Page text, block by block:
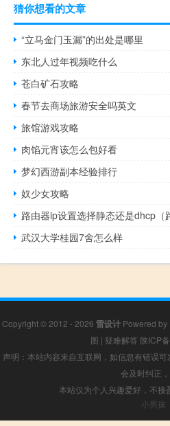
猜你想看的文章
“立马金门玉漏”的出处是哪里
东北人过年视频吃什么
苍白矿石攻略
春节去商场旅游安全吗英文
旅馆游戏攻略
肉馅元宵该怎么包好看
梦幻西游副本经验排行
奴少女攻略
路由器ip设置选择静态还是dhcp（
武汉大学桂园7舍怎么样
Copyright © 2012 - 2026 雷设计 Powered by
图 | 疑难解答 陕ICP
声明：本站内容来自互联网，如信息有错误
会及时纠正
本站仅为个人兴趣爱好，不接
小男孩